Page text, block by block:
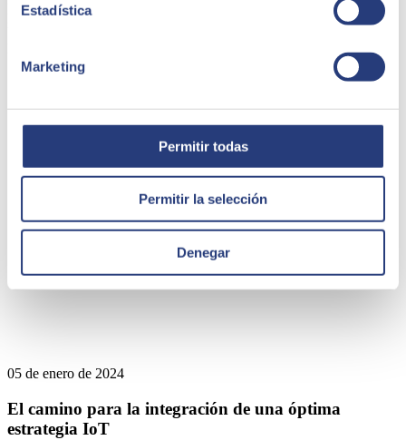
Estadística
Marketing
Permitir todas
Permitir la selección
Denegar
presencia directa en 45 países de Europa, América Latina, Estados
05 de enero de 2024
El camino para la integración de una óptima
estrategia IoT